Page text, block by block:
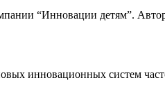
“Инновации детям”.
инновационных систем